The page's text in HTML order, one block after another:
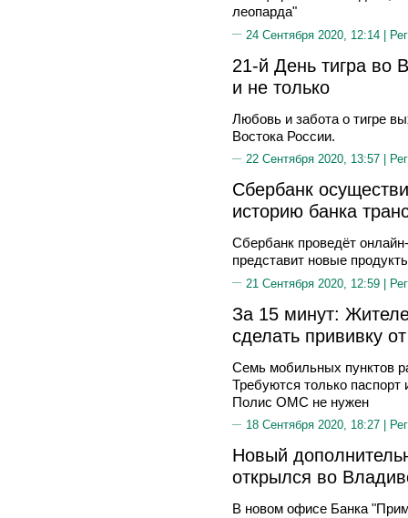
леопарда"
24 Сентября 2020, 12:14 |
21-й День тигра во
и не только
Любовь и забота о тигре
Востока России.
22 Сентября 2020, 13:57 |
Сбербанк
историю банка
Сбербанк проведёт
представит новые
21 Сентября 2020, 12:59 |
За 15 минут:
сделать прививку
Семь мобильных пунктов
Требуются только паспорт
Полис ОМС не нужен
18 Сентября 2020, 18:27 |
Новый
открылся во
В новом офисе Банка